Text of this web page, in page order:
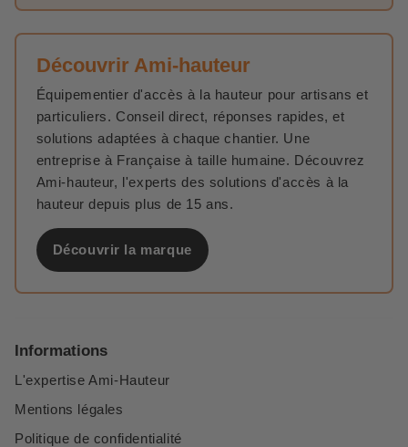
Découvrir Ami-hauteur
Équipementier d'accès à la hauteur pour artisans et
particuliers. Conseil direct, réponses rapides, et
solutions adaptées à chaque chantier. Une
entreprise à Française à taille humaine. Découvrez
Ami-hauteur, l'experts des solutions d'accès à la
hauteur depuis plus de 15 ans.
Découvrir la marque
Informations
L'expertise Ami-Hauteur
Mentions légales
Politique de confidentialité